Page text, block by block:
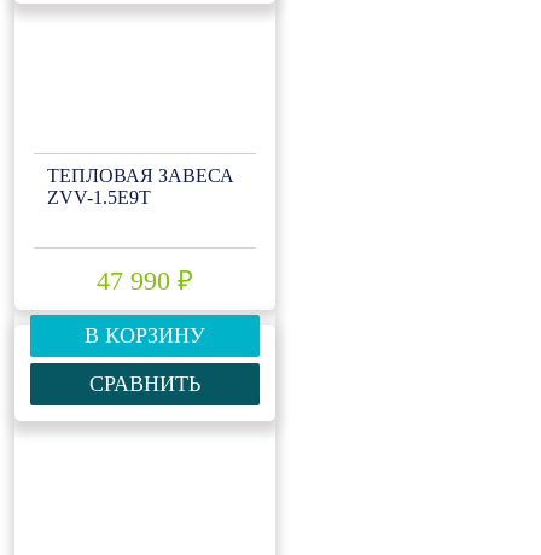
ТЕПЛОВАЯ ЗАВЕСА
ZVV-1.5Е9T
47 990 ₽
В КОРЗИНУ
СРАВНИТЬ